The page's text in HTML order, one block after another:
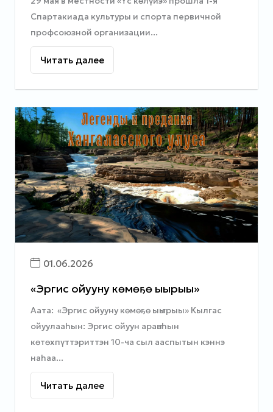
Спартакиада культуры и спорта первичной
профсоюзной организации...
Читать далее
01.06.2026
«Эргис ойууну көмөҕө ыҥырыы»
Аата: «Эргис ойууну көмөҕө ыҥырыы» Кылгас
ойуулааһын: Эргис ойуун араҥаһын
көтөхпүттэриттэн 10-ча сыл ааспытын кэннэ
наһаа...
Читать далее